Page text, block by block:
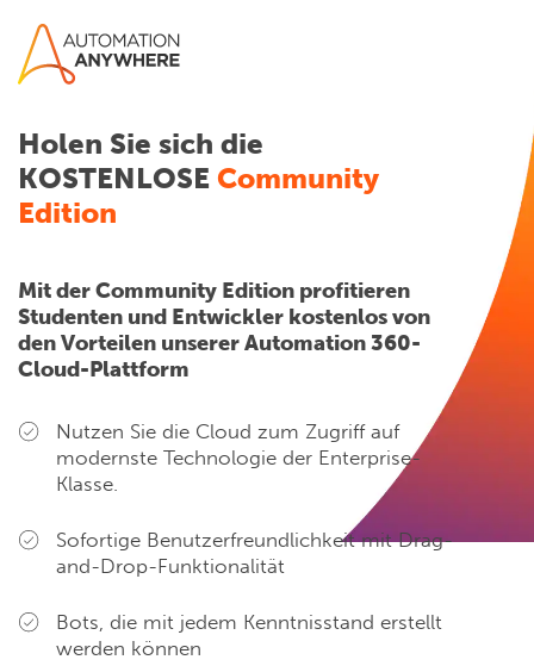
Holen Sie sich die
KOSTENLOSE Community
Edition
Mit der Community Edition profitieren
Studenten und Entwickler kostenlos von
den Vorteilen unserer Automation 360-
Cloud-Plattform
Nutzen Sie die Cloud zum Zugriff auf
modernste Technologie der Enterprise-
Klasse.
Sofortige Benutzerfreundlichkeit mit Drag-
and-Drop-Funktionalität
Bots, die mit jedem Kenntnisstand erstellt
werden können